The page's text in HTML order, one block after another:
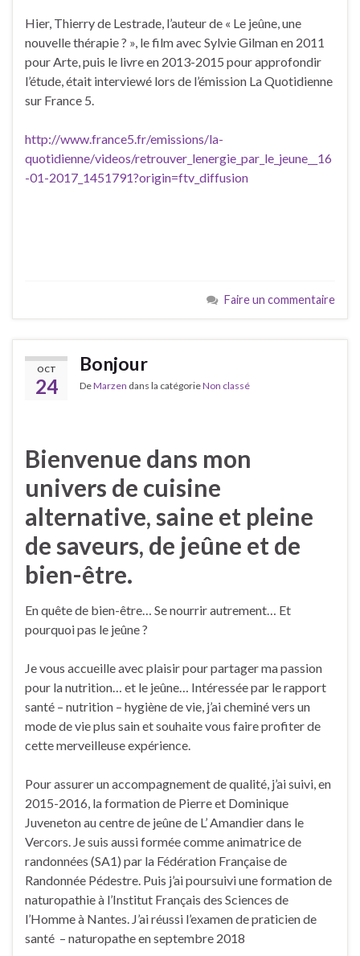
Hier, Thierry de Lestrade, l’auteur de « Le jeûne, une
nouvelle thérapie ? », le film avec Sylvie Gilman en 2011
pour Arte, puis le livre en 2013-2015 pour approfondir
l’étude, était interviewé lors de l’émission La Quotidienne
sur France 5.
http://www.france5.fr/emissions/la-
quotidienne/videos/retrouver_lenergie_par_le_jeune__16
-01-2017_1451791?origin=ftv_diffusion
Faire un commentaire
OCT
24
Bonjour
DeMarzen dans la catégorieNon classé
Bienvenue dans mon
univers de cuisine
alternative, saine et pleine
de saveurs, de jeûne et de
bien-être.
En quête de bien-être… Se nourrir autrement… Et
pourquoi pas le jeûne ?
Je vous accueille avec plaisir pour partager ma passion
pour la nutrition… et le jeûne… Intéressée par le rapport
santé – nutrition – hygiène de vie, j’ai cheminé vers un
mode de vie plus sain et souhaite vous faire profiter de
cette merveilleuse expérience.
Pour assurer un accompagnement de qualité, j’ai suivi, en
2015-2016, la formation de Pierre et Dominique
Juveneton au centre de jeûne de L’ Amandier dans le
Vercors. Je suis aussi formée comme animatrice de
randonnées (SA1) par la Fédération Française de
Randonnée Pédestre. Puis j’ai poursuivi une formation de
naturopathie à l’Institut Français des Sciences de
l’Homme à Nantes. J’ai réussi l’examen de praticien de
santé – naturopathe en septembre 2018